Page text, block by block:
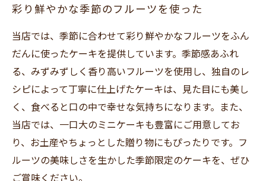
彩り鮮やかな季節のフルーツを使った
当店では、季節に合わせて彩り鮮やかなフルーツをふん
だんに使ったケーキを提供しています。季節感あふれ
る、みずみずしく香り高いフルーツを使用し、独自のレ
シピによって丁寧に仕上げたケーキは、見た目にも美し
く、食べると口の中で幸せな気持ちになります。また、
当店では、一口大のミニケーキも豊富にご用意してお
り、お土産やちょっとした贈り物にもぴったりです。フ
ルーツの美味しさを生かした季節限定のケーキを、ぜひ